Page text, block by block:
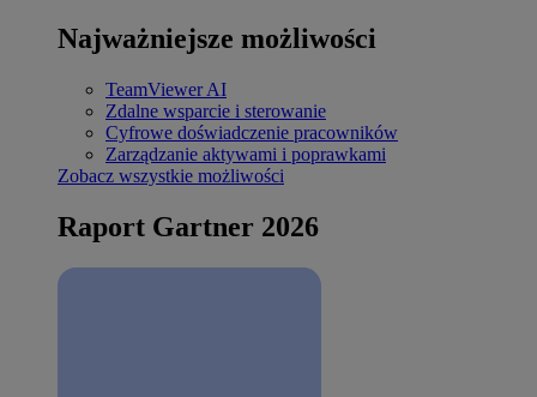
Najważniejsze możliwości
TeamViewer AI
Zdalne wsparcie i sterowanie
Cyfrowe doświadczenie pracowników
Zarządzanie aktywami i poprawkami
Zobacz wszystkie możliwości
Raport Gartner 2026